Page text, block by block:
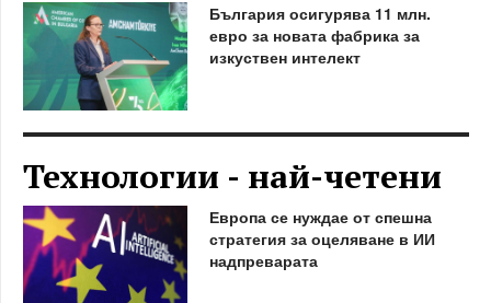
България осигурява 11 млн.
евро за новата фабрика за
изкуствен интелект
Технологии - най-четени
Европа се нуждае от спешна
стратегия за оцеляване в ИИ
надпреварата